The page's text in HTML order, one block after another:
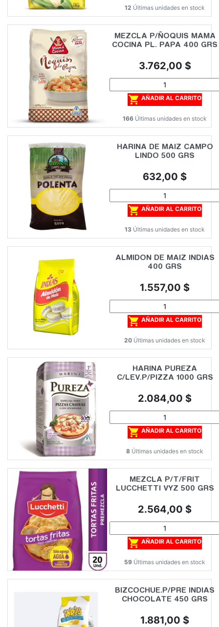
12 Últimas unidades en stock
MEZCLA P/ÑOQUIS MAMA
COCINA PL. PAPA 400 GRS
Precio
3.762,00 $
 AÑADIR AL CARRITO
166 Últimas unidades en stock
HARINA DE MAIZ CAMPO
LINDO 500 GRS
Precio
632,00 $
 AÑADIR AL CARRITO
13 Últimas unidades en stock
ALMIDON DE MAIZ INDIAS
400 GRS
Precio
1.557,00 $
 AÑADIR AL CARRITO
20 Últimas unidades en stock
HARINA PUREZA
C/LEV.P/PIZZA 1000 GRS
Precio
2.084,00 $
 AÑADIR AL CARRITO
8 Últimas unidades en stock
MEZCLA P/T/FRIT
LUCCHETTI VYZ 500 GRS
Precio
2.564,00 $
 AÑADIR AL CARRITO
59 Últimas unidades en stock
BIZCOCHUE.P/PRE INDIAS
CHOCOLATE 450 GRS
Precio
1.881,00 $